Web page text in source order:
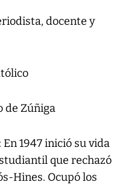
docente y
de Zúñiga
1947 inició su vida
que rechazó
Hines. Ocupó los